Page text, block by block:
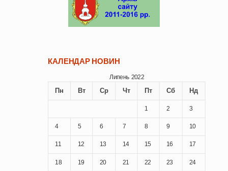
КАЛЕНДАР НОВИН
Липень 2022
Пн Вт Ср Чт Пт Сб Нд
1 2 3
4 5 6 7 8 9 10
11 12 13 14 15 16 17
18 19 20 21 22 23 24